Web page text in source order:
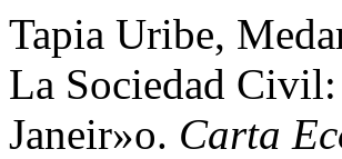
Tapia Uribe,
La Sociedad
Janeir»o. Carta